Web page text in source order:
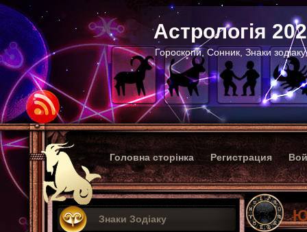
Астрологія
Гороскопи, Сонник, Знаки
Головна сторінка Регистрация
Знаки Зодіаку